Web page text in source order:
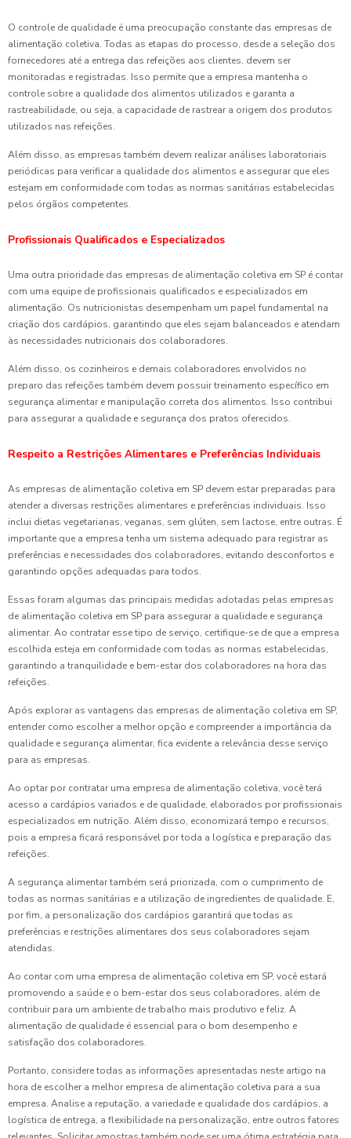
O controle de qualidade é uma preocupação constante das empresas de
alimentação coletiva. Todas as etapas do processo, desde a seleção dos
fornecedores até a entrega das refeições aos clientes, devem ser
monitoradas e registradas. Isso permite que a empresa mantenha o
controle sobre a qualidade dos alimentos utilizados e garanta a
rastreabilidade, ou seja, a capacidade de rastrear a origem dos produtos
utilizados nas refeições.
Além disso, as empresas também devem realizar análises laboratoriais
periódicas para verificar a qualidade dos alimentos e assegurar que eles
estejam em conformidade com todas as normas sanitárias estabelecidas
pelos órgãos competentes.
Profissionais Qualificados e Especializados
Uma outra prioridade das empresas de alimentação coletiva em SP é contar
com uma equipe de profissionais qualificados e especializados em
alimentação. Os nutricionistas desempenham um papel fundamental na
criação dos cardápios, garantindo que eles sejam balanceados e atendam
às necessidades nutricionais dos colaboradores.
Além disso, os cozinheiros e demais colaboradores envolvidos no
preparo das refeições também devem possuir treinamento específico em
segurança alimentar e manipulação correta dos alimentos. Isso contribui
para assegurar a qualidade e segurança dos pratos oferecidos.
Respeito a Restrições Alimentares e Preferências Individuais
As empresas de alimentação coletiva em SP devem estar preparadas para
atender a diversas restrições alimentares e preferências individuais. Isso
inclui dietas vegetarianas, veganas, sem glúten, sem lactose, entre outras. É
importante que a empresa tenha um sistema adequado para registrar as
preferências e necessidades dos colaboradores, evitando desconfortos e
garantindo opções adequadas para todos.
Essas foram algumas das principais medidas adotadas pelas empresas
de alimentação coletiva em SP para assegurar a qualidade e segurança
alimentar. Ao contratar esse tipo de serviço, certifique-se de que a empresa
escolhida esteja em conformidade com todas as normas estabelecidas,
garantindo a tranquilidade e bem-estar dos colaboradores na hora das
refeições.
Após explorar as vantagens das empresas de alimentação coletiva em SP,
entender como escolher a melhor opção e compreender a importância da
qualidade e segurança alimentar, fica evidente a relevância desse serviço
para as empresas.
Ao optar por contratar uma empresa de alimentação coletiva, você terá
acesso a cardápios variados e de qualidade, elaborados por profissionais
especializados em nutrição. Além disso, economizará tempo e recursos,
pois a empresa ficará responsável por toda a logística e preparação das
refeições.
A segurança alimentar também será priorizada, com o cumprimento de
todas as normas sanitárias e a utilização de ingredientes de qualidade. E,
por fim, a personalização dos cardápios garantirá que todas as
preferências e restrições alimentares dos seus colaboradores sejam
atendidas.
Ao contar com uma empresa de alimentação coletiva em SP, você estará
promovendo a saúde e o bem-estar dos seus colaboradores, além de
contribuir para um ambiente de trabalho mais produtivo e feliz. A
alimentação de qualidade é essencial para o bom desempenho e
satisfação dos colaboradores.
Portanto, considere todas as informações apresentadas neste artigo na
hora de escolher a melhor empresa de alimentação coletiva para a sua
empresa. Analise a reputação, a variedade e qualidade dos cardápios, a
logística de entrega, a flexibilidade na personalização, entre outros fatores